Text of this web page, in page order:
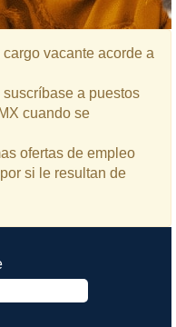
vacante acorde a
a puestos
cuando se
ofertas de empleo
si le resultan de